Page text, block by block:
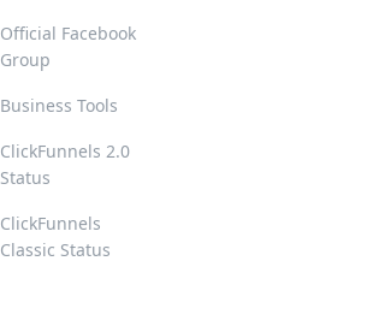
Official Facebook
Group
Business Tools
ClickFunnels 2.0
Status
ClickFunnels
Classic Status